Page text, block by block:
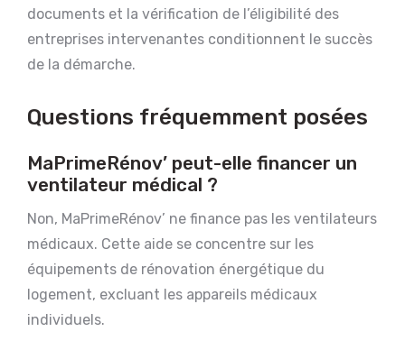
documents et la vérification de l’éligibilité des
entreprises intervenantes conditionnent le succès
de la démarche.
Questions fréquemment posées
MaPrimeRénov’ peut-elle financer un
ventilateur médical ?
Non, MaPrimeRénov’ ne finance pas les ventilateurs
médicaux. Cette aide se concentre sur les
équipements de rénovation énergétique du
logement, excluant les appareils médicaux
individuels.